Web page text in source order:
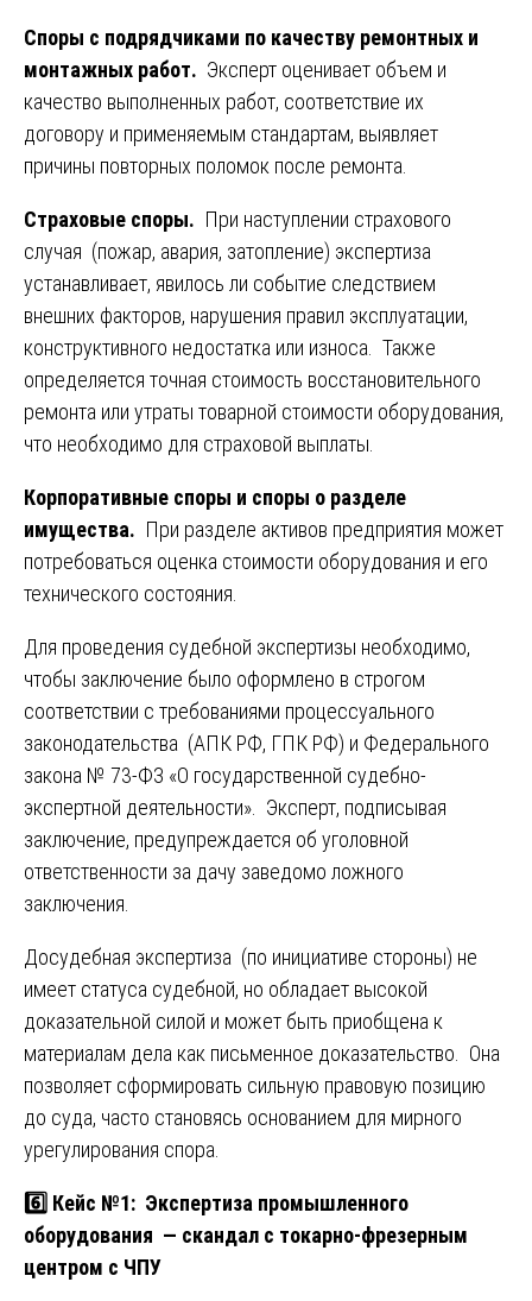
Споры с подрядчиками по качеству ремонтных и
монтажных работ. Эксперт оценивает объем и
качество выполненных работ, соответствие их
договору и применяемым стандартам, выявляет
причины повторных поломок после ремонта.
Страховые споры. При наступлении страхового
случая (пожар, авария, затопление) экспертиза
устанавливает, явилось ли событие следствием
внешних факторов, нарушения правил эксплуатации,
конструктивного недостатка или износа. Также
определяется точная стоимость восстановительного
ремонта или утраты товарной стоимости оборудования,
что необходимо для страховой выплаты.
Корпоративные споры и споры о разделе
имущества. При разделе активов предприятия может
потребоваться оценка стоимости оборудования и его
технического состояния.
Для проведения судебной экспертизы необходимо,
чтобы заключение было оформлено в строгом
соответствии с требованиями процессуального
законодательства (АПК РФ, ГПК РФ) и Федерального
закона № 73-ФЗ «О государственной судебно-
экспертной деятельности». Эксперт, подписывая
заключение, предупреждается об уголовной
ответственности за дачу заведомо ложного
заключения.
Досудебная экспертиза (по инициативе стороны) не
имеет статуса судебной, но обладает высокой
доказательной силой и может быть приобщена к
материалам дела как письменное доказательство. Она
позволяет сформировать сильную правовую позицию
до суда, часто становясь основанием для мирного
урегулирования спора.
6️⃣ Кейс №1: Экспертиза промышленного
оборудования — скандал с токарно-фрезерным
центром с ЧПУ